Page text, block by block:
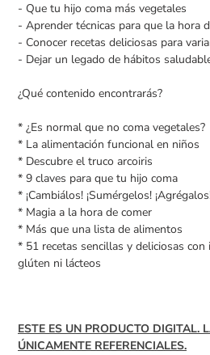
- Que tu hijo coma más vegetales
- Aprender técnicas para que la hora
- Conocer recetas deliciosas para
- Dejar un legado de hábitos
¿Qué contenido encontrarás?
* ¿Es normal que no coma vegetales?
* La alimentación funcional en niños
* Descubre el truco arcoiris
* 9 claves para que tu hijo coma
* ¡Cambiálos! ¡Sumérgelos!
* Magia a la hora de comer
* Más que una lista de alimentos
* 51 recetas sencillas y deliciosas
glúten ni lácteos
ESTE ES UN PRODUCTO DIGITAL.
ÚNICAMENTE REFERENCIALES.